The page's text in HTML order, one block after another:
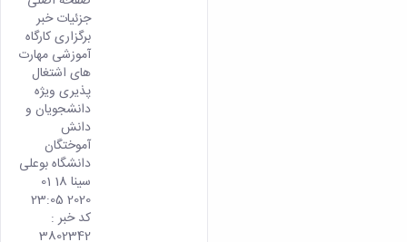
جزئیات خبر
برگزاری کارگاه
آموزشی مهارت
های اشتغال
پذیری ویژه
دانشجویان و
دانش
آموختگان
دانشگاه بوعلی
سینا 18 01
2020 23:05
کد خبر :
3802342